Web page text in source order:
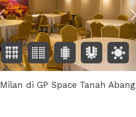
Milan di GP Space Tanah Abang